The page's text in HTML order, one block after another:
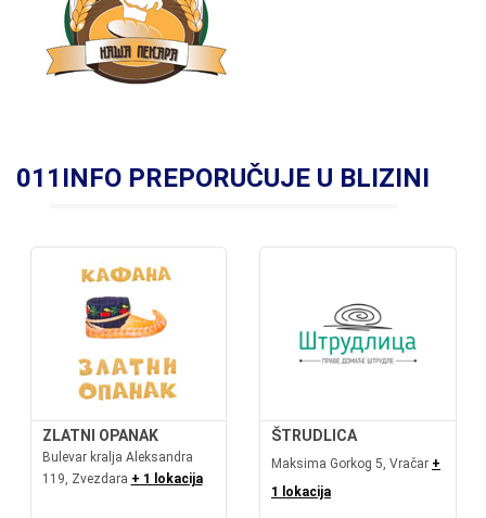
011INFO PREPORUČUJE U BLIZINI
ZLATNI OPANAK
Bulevar kralja Aleksandra
119, Zvezdara + 1 lokacija
ŠTRUDLICA
Maksima Gorkog 5, Vračar +
1 lokacija